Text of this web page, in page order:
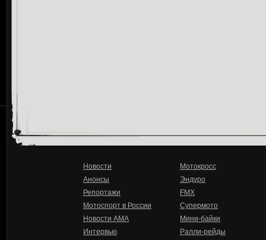
Новости
Анонсы
Репортажи
Мотоспорт в России
Новости AMA
Интервью
Мотокросс
Эндуро
FMX
Супермото
Мини-байки
Ралли-рейды